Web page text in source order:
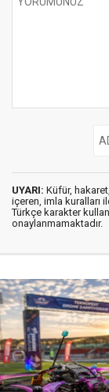
UYARI: Küfür,
içeren, imla kuralları
Türkçe karakter
onaylanmamaktadır.